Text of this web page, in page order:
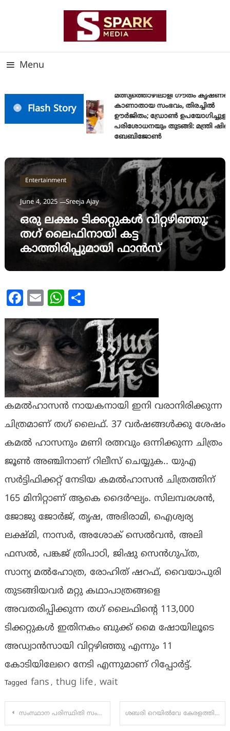
Menu
Flash Story
മത്സ്യത്തൊഴിലാളി ഗൗതം
കാണാതായ സംഭവം, തിരച്ചിൽ
ഊർജിതം; ഡ്രോണ്‍ ഉപയോഗിച്ചുള്ള
പരിശോധനയും തുടങ്ങി: മന്ത്രി ഷിബു
ബേബിജോണ്‍
Entertainment
June 4, 2025 Sreeja Ajay
ഒരു ലക്ഷം ടിക്കറ്റുകള്‍ വിറ്റഴിഞ്ഞു;
തഗ് ലൈഫിനായി കട്ട
കാത്തിരിപ്പുമായി ഫാൻസ്
Facebook
Email WhatsApp
കമല്‍ഹാസൻ നായകനായി ഇനി വരാനിരിക്കുന്ന
ചിത്രമാണ് തഗ് ലൈഫ്. 37 വർഷങ്ങൾക്കു ശേഷം
കമൽ ഹാസനും മണി രത്നവും ഒന്നിക്കുന്ന ചിത്രം
ജൂണ്‍ അഞ്ചിനാണ് റിലീസ് ചെയ്യുക.. യുഎ
സര്‍ട്ടിഫിക്കറ്റ് നേടിയ കമല്‍ഹാസൻ ചിത്രത്തിന്
165 മിനിറ്റാണ് ആകെ ദൈര്‍ഘ്യം. സിലമ്പരശൻ,
ജോജു ജോർജ്, തൃഷ, അഭിരാമി, ഐശ്വര്യ
ലക്ഷ്മി, നാസർ, അശോക് സെല്‍വന്‍, അലി
ഫസല്‍, പങ്കജ് ത്രിപാഠി, ജിഷു സെന്‍ഗുപ്‍ത,
സാന്യ മല്‍ഹോത്ര, രോഹിത് ഷറഫ്, വൈയാപുരി
തുടങ്ങിയവര്‍ മറ്റു കഥാപാത്രങ്ങളെ
അവതരിപ്പിക്കുന്ന തഗ്‍ ലൈഫിൻ്റെ 113,000
ടിക്കറ്റുകള്‍ ഇതിനകം ബുക്ക് മൈ ഷോയിലൂടെ
അഡ്വാൻസായി വിറ്റഴിഞ്ഞു എന്നും 11
കോടിയിലേറെ നേടി എന്നുമാണ് റിപ്പോര്‍ട്ട്.
Tagged fans , thug life, wait
Post
സംസ്ഥാന പരിസ്ഥിതി സംരക്ഷക പുരസ്‌കാരത്തിന് ഐ ബി സതീഷ് എംഎൽഎ അർഹനായി ശബരി റെയിൽവേ കേരളത്തിൻ്റെ വികസന സ്വപ്നങ്ങൾക്ക് പുതിയ ഊർജ്ജ വിഴിഞ്ഞം തുറമുഖം വരെ നീട്ടണമെന്ന് – ഹിൽഡെഫ്‌